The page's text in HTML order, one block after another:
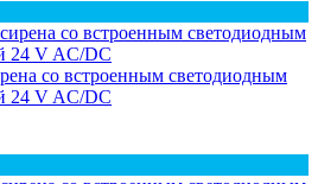
со встроенным светодиодным
24 V AC/DC